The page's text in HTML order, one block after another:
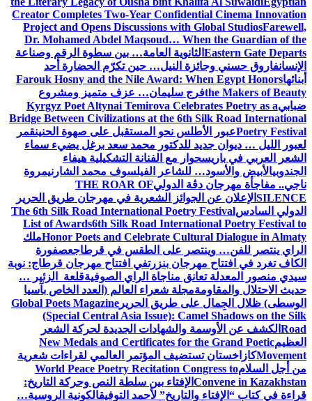
Creator Completes Two-Year Confidential Cinema Innovation
Project and Opens Discussions with Global StudiosFarewell,
Dr. Mohamed Abdel Maqsoud… When the Guardian of the
Eastern Gate Departs الثانوية العامة… بين سطوة الرقم وصناعة
الإنسانفاروق حسني وجائزة النيل… حين تكرّم الحضارة أحد
أبنائهاFarouk Hosny and the Nile Award: When Egypt Honors
the Makers of Beautyفرج سليمان… عزف متميز ومشروع
ضبابيKyrgyz Poet Altynai Temirova Celebrates Poetry as a
Bridge Between Civilizations at the 6th Silk Road International
Poetry Festivalعبور الأطلس نحو المستقبل على صهوة الحنينقمر
لعبور الليل … ديوان جديد للدكتور محمد سعد برغل يضيء سماء
الشعر العربي في باريسحوار مع الفنانة التشكيلية هيفاء
الجندوبيالأبيض والأسود… للشاعر الفيلسوف محمد الشارنيمروة
ناجي.. مفاجأة مهرجان دڨة الدوليTHE ROAR OF
SILENCE الإعلان عن الجوائز الشعرية في مهرجان طريق الحرير
الدولي السادسThe 6th Silk Road International Poetry Festival
List of Awards6th Silk Road International Poetry Festival to
Honor Poets and Celebrate Cultural Dialogue in Almatyملك
الراي ينتصر للفن… وينتصر على الطقس في قرطاجعصفورة
الكاف تغرد في افتتاح مهرجان بنزرتفي افتتاح مهرجان قرطاج: نوبة
سيدي منصور المعدلة تعانق مناجاة الراي الصوفيةقلعة الزئير …
حديث الاحتلال والمقاومةمجلة شعراء العالم (العدد الخاص بآسيا
الوسطى) ظلال الجِمال على طريق الحرير Global Poets Magazine
(Special Central Asia Issue): Camel Shadows on the Silk
Road الكشف عن الأوسمة والشهادات الجديدة لحركة الشعر
العظيمNew Medals and Certificates for the Grand Poetic
Movementكازاخستان تستضيف المؤتمر العالمي لقراءات شعرية
من أجل السلامWorld Peace Poetry Recitation Congress to
Convene in Kazakhstan الإفتاء بين سلطة النص وحركة التاريخ:
قراءة في كتاب “الإفتاء والتاريخ” لأحمد التوفيقالكونية الروسية…